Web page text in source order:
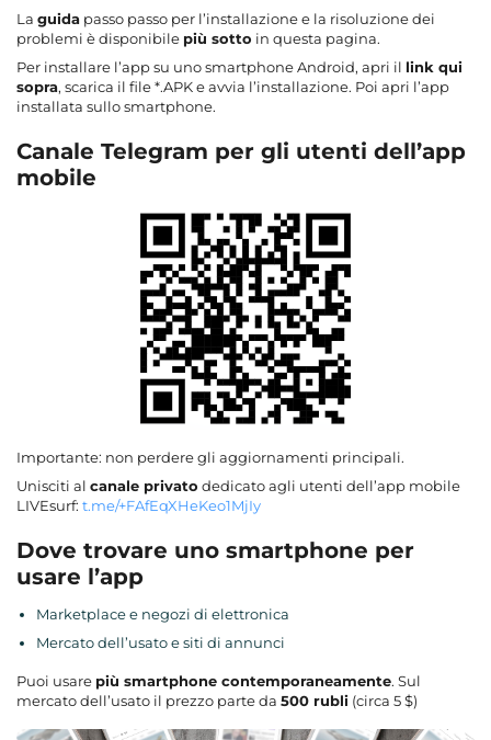
La guida passo passo per l’installazione e la risoluzione dei
problemi è disponibile più sotto in questa pagina.
Per installare l’app su uno smartphone Android, apri il link qui
sopra, scarica il file *.APK e avvia l’installazione. Poi apri l’app
installata sullo smartphone.
Canale Telegram per gli utenti dell’app
mobile
Importante: non perdere gli aggiornamenti principali.
Unisciti al canale privato dedicato agli utenti dell’app mobile
LIVEsurf: t.me/+FAfEqXHeKeo1MjIy
Dove trovare uno smartphone per
usare l’app
Marketplace e negozi di elettronica
Mercato dell’usato e siti di annunci
Puoi usare più smartphone contemporaneamente. Sul
mercato dell’usato il prezzo parte da 500 rubli (circa 5 $)